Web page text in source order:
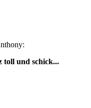
toll und schick...